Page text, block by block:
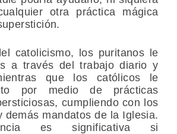
otra práctica mágica
catolicismo, los puritanos le
a través del trabajo diario y
que los católicos le
por medio de prácticas
cumpliendo con los
demás mandatos de la Iglesia.
es significativa si